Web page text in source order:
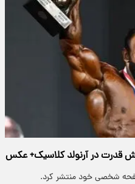
قدرت در آرنولد کلاسیک+ عکس
شخصی خود منتشر کرد.